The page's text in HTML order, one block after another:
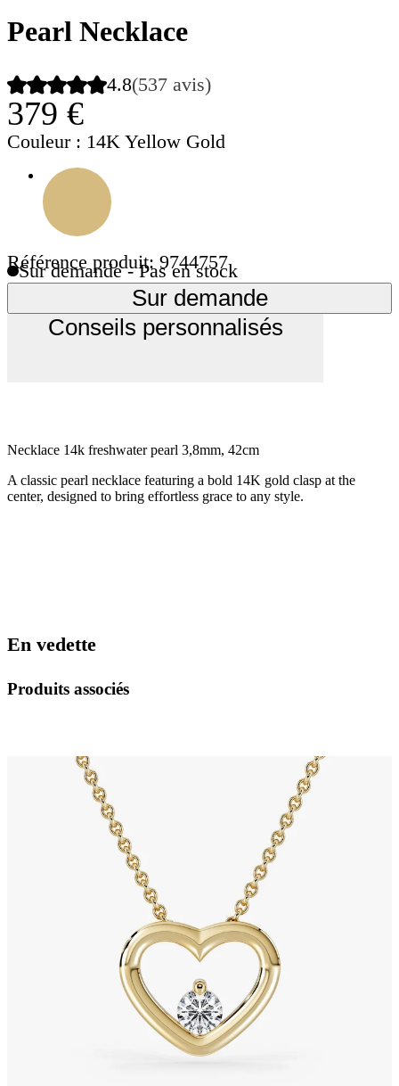
Pearl Necklace
4.8(537 avis)
379 €
Couleur : 14K Yellow Gold
Référence produit: 9744757
Sur demande - Pas en stock
Sur demande
Conseils personnalisés
Necklace 14k freshwater pearl 3,8mm, 42cm
A classic pearl necklace featuring a bold 14K gold clasp at the
center, designed to bring effortless grace to any style.
En vedette
Produits associés